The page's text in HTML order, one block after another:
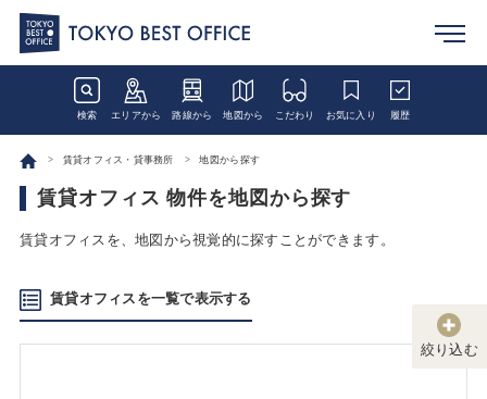
検索 エリアから 路線から 地図から こだわり お気に入り 履歴
賃貸オフィス・貸事務所 地図から探す
賃貸オフィス 物件を地図から探す
賃貸オフィスを、地図から視覚的に探すことができます。
賃貸オフィスを一覧で表示する
絞り込む